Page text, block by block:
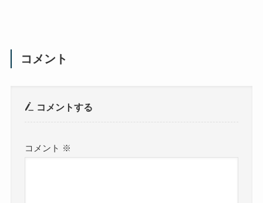
コメント
コメントする
コメント ※